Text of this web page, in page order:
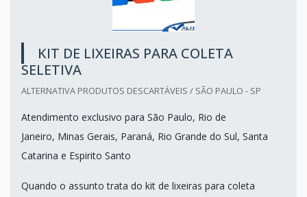
KIT DE LIXEIRAS PARA COLETA
SELETIVA
ALTERNATIVA PRODUTOS DESCARTÁVEIS / SÃO PAULO - SP
Atendimento exclusivo para São Paulo, Rio de
Janeiro, Minas Gerais, Paraná, Rio Grande do Sul, Santa
Catarina e Espirito Santo
Quando o assunto trata do kit de lixeiras para coleta